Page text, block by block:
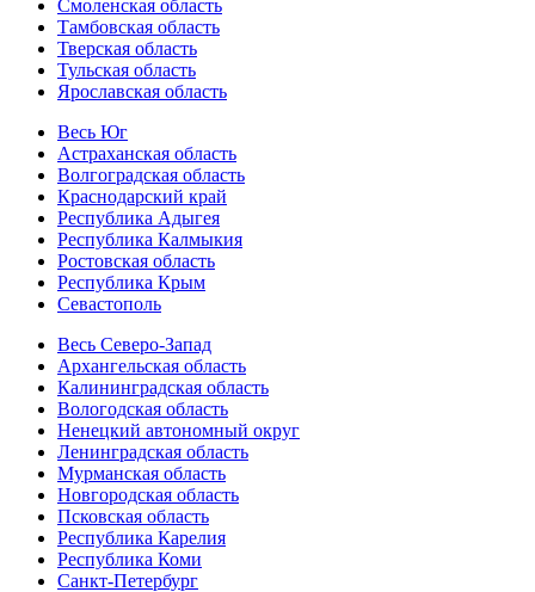
Смоленская область
Тамбовская область
Тверская область
Тульская область
Ярославская область
Весь Юг
Астраханская область
Волгоградская область
Краснодарский край
Республика Адыгея
Республика Калмыкия
Ростовская область
Республика Крым
Севастополь
Весь Северо-Запад
Архангельская область
Калининградская область
Вологодская область
Ненецкий автономный округ
Ленинградская область
Мурманская область
Новгородская область
Псковская область
Республика Карелия
Республика Коми
Санкт-Петербург